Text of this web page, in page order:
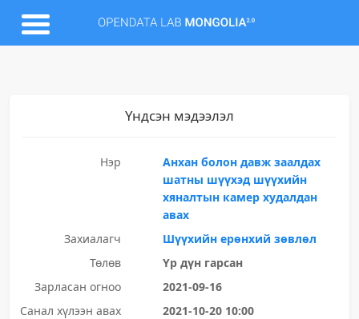
Үндсэн мэдээлэл
Нэр
Анхан болон давж заалдах
шатны шүүхэд шүүхийн
хяналтын камер худалдан
авах
Захиалагч
Шүүхийн ерөнхий зөвлөл
Төлөв
Үр дүн гарсан
Зарласан огноо
2021-09-16
Санал хүлээн авах
2021-10-20 10:00